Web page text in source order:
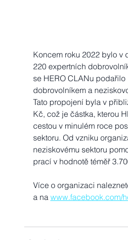
Koncem roku 2022 bylo v
220 expertních
se HERO CLANu
dobrovolníkem a
Tato propojení byla v
Kč, což je částka, kterou
cestou v minulém roce
sektoru. Od vzniku
neziskovému sektoru
prací v hodnotě téměř
Více o organizaci
a na www.facebook.com/